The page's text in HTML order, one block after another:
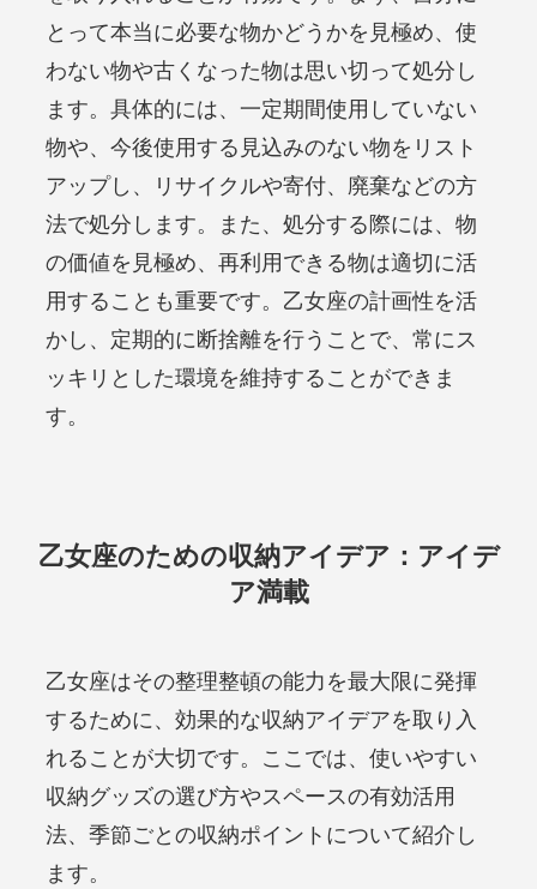
とって本当に必要な物かどうかを見極め、使
わない物や古くなった物は思い切って処分し
ます。具体的には、一定期間使用していない
物や、今後使用する見込みのない物をリスト
アップし、リサイクルや寄付、廃棄などの方
法で処分します。また、処分する際には、物
の価値を見極め、再利用できる物は適切に活
用することも重要です。乙女座の計画性を活
かし、定期的に断捨離を行うことで、常にス
ッキリとした環境を維持することができま
す。
乙女座のための収納アイデア：アイデ
ア満載
乙女座はその整理整頓の能力を最大限に発揮
するために、効果的な収納アイデアを取り入
れることが大切です。ここでは、使いやすい
収納グッズの選び方やスペースの有効活用
法、季節ごとの収納ポイントについて紹介し
ます。